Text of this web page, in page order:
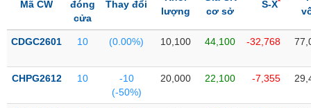
Không
ký
quỹ
Danh
mục
Mã CW
đóng
cửa
Thay đổi
lượng
cơ sở
S-X
CDGC2601 10 (0.00%) 10,100 44,100 -32,768
CHPG2612 10
-10
(-50%)
20,000 22,100 -7,355
XUẤT
LIỆU